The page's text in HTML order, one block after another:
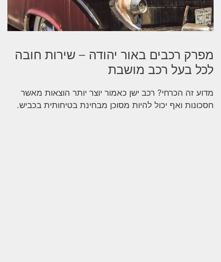
מפרק רכבים באור יהודה – שירות חובה
לכל בעל רכב מושבת
מדוע זה הכרחי? רכב ישן כאמור יוצר יותר הוצאות מאשר
חסכונות ואף יכול להיות מסוכן מבחינת בטיחותית בכביש.